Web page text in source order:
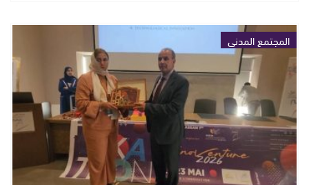
المجتمع المدني